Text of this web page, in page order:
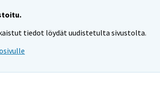
tiedot löydät uudistetulta sivustolta.